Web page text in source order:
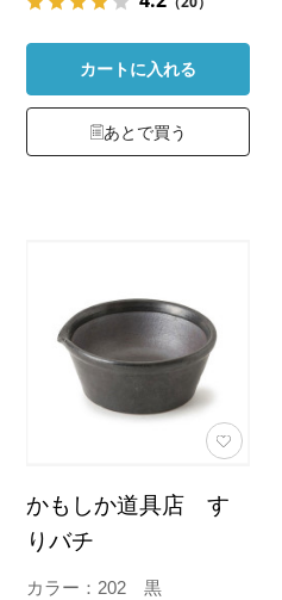
カートに入れる
あとで買う
かもしか道具店 す
りバチ
カラー：202 黒